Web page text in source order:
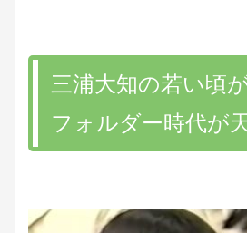
三浦大知の若い頃
フォルダー時代が